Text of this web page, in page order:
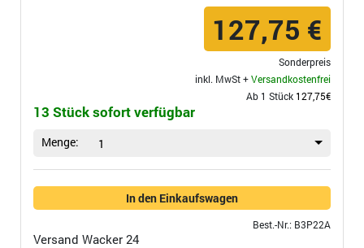
127,75 €
Sonderpreis
inkl. MwSt +Versandkostenfrei
Ab 1 Stück 127,75€
13 Stück sofort verfügbar
Menge: 1
In den Einkaufswagen
Best.-Nr.: B3P22A
Versand Wacker 24